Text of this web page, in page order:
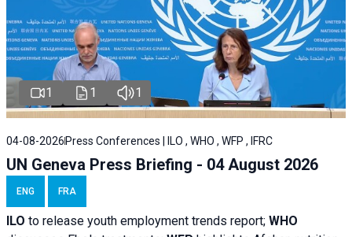
1 1 1
04-08-2026 Press Conferences | ILO , WHO , WFP , IFRC
UN Geneva Press Briefing - 04 August 2026
ENG FRA
ILO to release youth employment trends report; WHO